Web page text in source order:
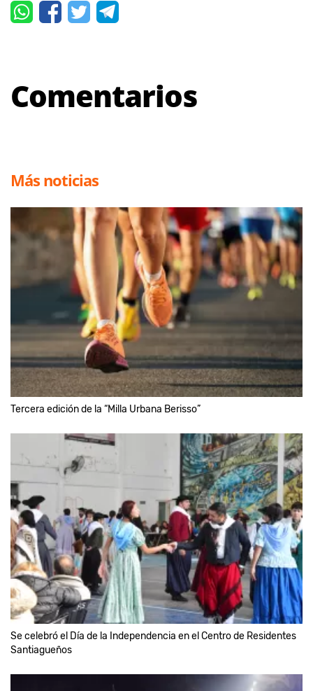
Comentarios
Más noticias
Tercera edición de la “Milla Urbana Berisso”
Se celebró el Día de la Independencia en el Centro de Residentes
Santiagueños